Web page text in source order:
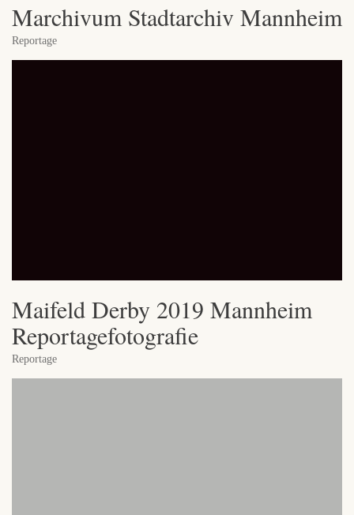
Marchivum Stadtarchiv Mannheim
Reportage
Maifeld Derby 2019 Mannheim
Reportagefotografie
Reportage